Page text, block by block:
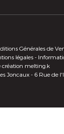
Générales de
légales-
création melting.k
Joncaux - 6 Rue de